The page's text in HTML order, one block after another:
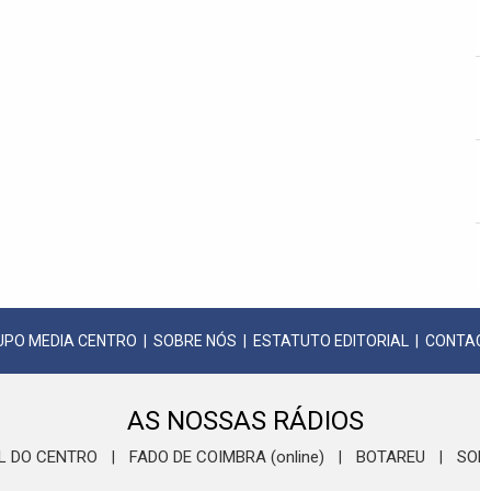
MEDIA CENTRO SOBRE NÓS ESTATUTO EDITORIAL
AS NOSSAS RÁDIOS
DO CENTRO FADO DE COIMBRA (online) BOTAREU